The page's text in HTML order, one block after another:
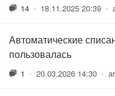
14 • 18.11.2025 20:39 •
Автоматические
пользовалась
1 • 20.03.2026 14:30 •